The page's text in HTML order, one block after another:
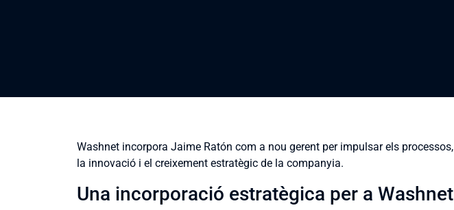
Washnet incorpora Jaime Ratón com a nou gerent per impulsar els processos,
la innovació i el creixement estratègic de la companyia.
Una incorporació estratègica per a Washnet